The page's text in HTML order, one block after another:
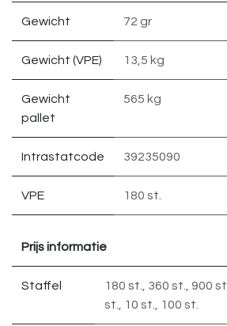
Gewicht 72 gr
Gewicht (VPE) 13,5 kg
Gewicht
pallet
565 kg
Intrastatcode 39235090
VPE 180 st.
Prijs informatie
Staffel 180 st. 360 st. 900 st.
st.
10 st. 100 st.